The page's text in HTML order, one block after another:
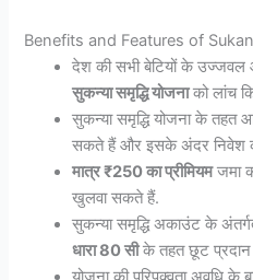
Benefits and Features of
देश की सभी बेटियों के
सुकन्या समृद्धि योजनाको लांच
सुकन्या समृद्धि योजना के
सकते हैं और इसके अंदर निवेश
मात्र ₹250 का प्रीमियमजमा
खुलवा सकते हैं.
सुकन्या समृद्धि अकाउंट के
धारा 80 सीके तहत छूट प्रदान